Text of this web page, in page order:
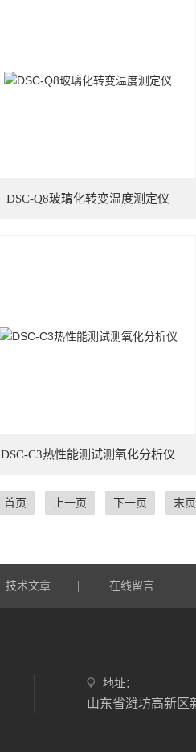
DSC-Q8玻璃化转变温度测定仪
DSC-C3热性能测试测氧化分析仪
首页 上一页 下一页 末页
技术文章 在线留言
地址：